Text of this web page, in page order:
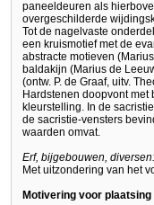
paneeldeuren als
overgeschilderde
Tot de nagelvaste
een kruismotief met de
abstracte motieven
baldakijn (Marius de
(ontw. P. de Graaf, uitv.
Hardstenen doopvont
kleurstelling. In de
de sacristie-vensters
waarden omvat.
Erf, bijgebouwen, diversen:
Met uitzondering van het
Motivering voor